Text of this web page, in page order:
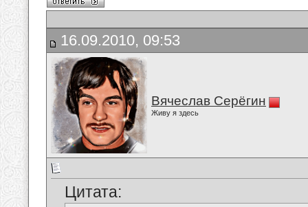
16.09.2010, 09:53
Вячеслав Серёгин
Живу я здесь
Цитата: